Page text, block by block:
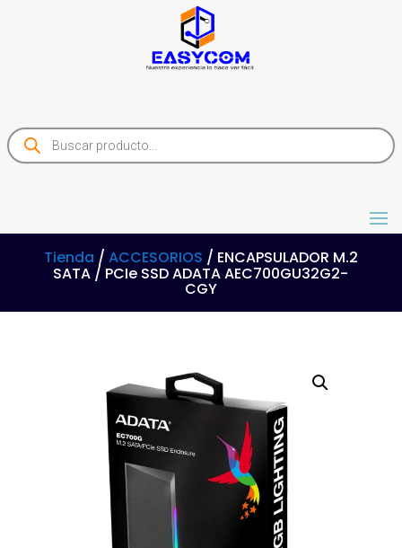
Products
search
Tienda / ACCESORIOS / ENCAPSULADOR M.2
SATA / PCIe SSD ADATA AEC700GU32G2-
CGY